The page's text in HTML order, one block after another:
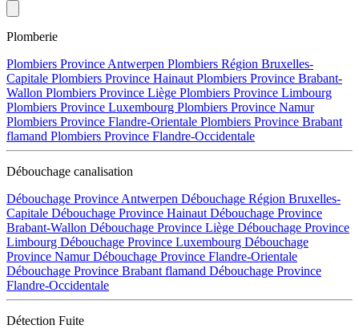
Plomberie
Plombiers Province Antwerpen Plombiers Région Bruxelles-
Capitale Plombiers Province Hainaut Plombiers Province Brabant-
Wallon Plombiers Province Liège Plombiers Province Limbourg
Plombiers Province Luxembourg Plombiers Province Namur
Plombiers Province Flandre-Orientale Plombiers Province Brabant
flamand Plombiers Province Flandre-Occidentale
Débouchage canalisation
Débouchage Province Antwerpen Débouchage Région Bruxelles-
Capitale Débouchage Province Hainaut Débouchage Province
Brabant-Wallon Débouchage Province Liège Débouchage Province
Limbourg Débouchage Province Luxembourg Débouchage
Province NamurDébouchage Province Flandre-Orientale
Débouchage Province Brabant flamand Débouchage Province
Flandre-Occidentale
Détection Fuite